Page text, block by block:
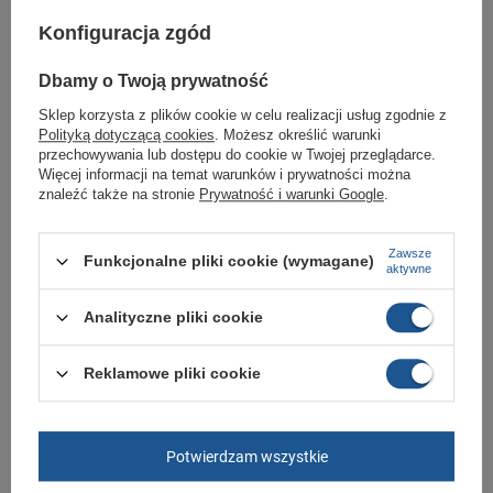
Dopasowany krój.
Odzież sportowa sklep
butomania.pl
Spodnie od Adidas w standardowych rozmiarach XS, S, L, XL.
Zobacz jakie rozmiary są dostępne.
Sklep Butomania.pl to największy wybór obuwia sportowego dla całej
Kupując w naszym sklepie internetowym masz gwarancję, że towar jest
W ciągu 30 dni możesz dokonać zwrotu bądź wymiany towaru bez
podania przyczyny.
Symbol GE4803
Konfiguracja zgód
Dbamy o Twoją prywatność
Sklep korzysta z plików cookie w celu realizacji usług zgodnie z
Polityką dotyczącą cookies. Możesz określić warunki
przechowywania lub dostępu do cookie w Twojej przeglądarce.
Więcej informacji na temat warunków i prywatności można
znaleźć także na stronie Prywatność i warunki Google.
Funkcjonalne pliki cookie (wymagane)
Zawsze
aktywne
Analityczne pliki cookie
Reklamowe pliki cookie
Potwierdzam wszystkie